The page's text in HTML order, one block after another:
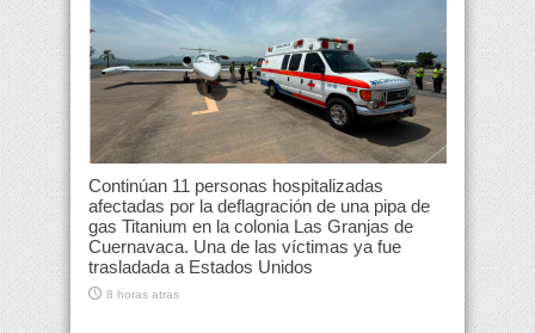
Continúan 11 personas hospitalizadas
afectadas por la deflagración de una pipa de
gas Titanium en la colonia Las Granjas de
Cuernavaca. Una de las víctimas ya fue
trasladada a Estados Unidos
8 horas atras